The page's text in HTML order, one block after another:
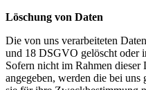
Löschung von Daten
Die von uns verarbeiteten
und 18 DSGVO gelöscht oder
Sofern nicht im Rahmen dieser
angegeben, werden die bei uns